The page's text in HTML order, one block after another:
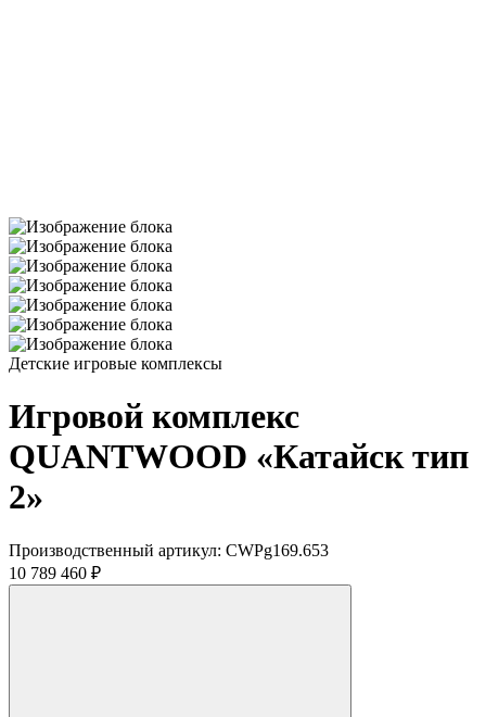
Детские игровые комплексы
Игровой комплекс
QUANTWOOD «Катайск тип
2»
Производственный артикул: CWPg169.653
10 789 460 ₽